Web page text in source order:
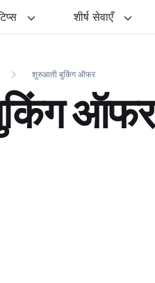
शीर्ष सेवाएँ
शुरुआती बुकिंग ऑफर
ऑफर